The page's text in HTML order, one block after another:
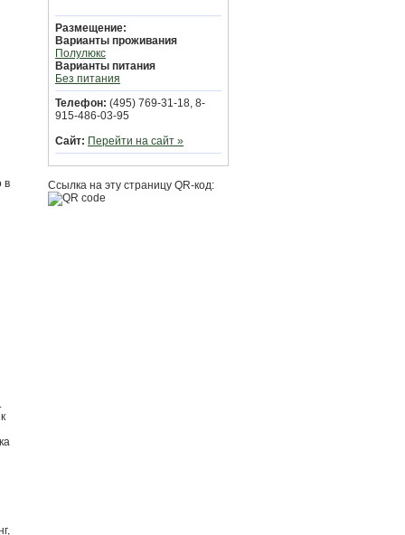
в
Размещение:
Варианты проживания
Полулюкс
Варианты питания
Без питания
Телефон: (495) 769-31-18, 8-
915-486-03-95
Сайт: Перейти на сайт »
Ссылка на эту страницу QR-код: